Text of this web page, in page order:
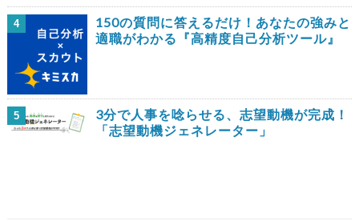
4
150の質問に答えるだけ！あなたの強みと
適職がわかる『高精度自己分析ツール』
5
3分で人事を唸らせる、志望動機が完成！
「志望動機ジェネレーター」